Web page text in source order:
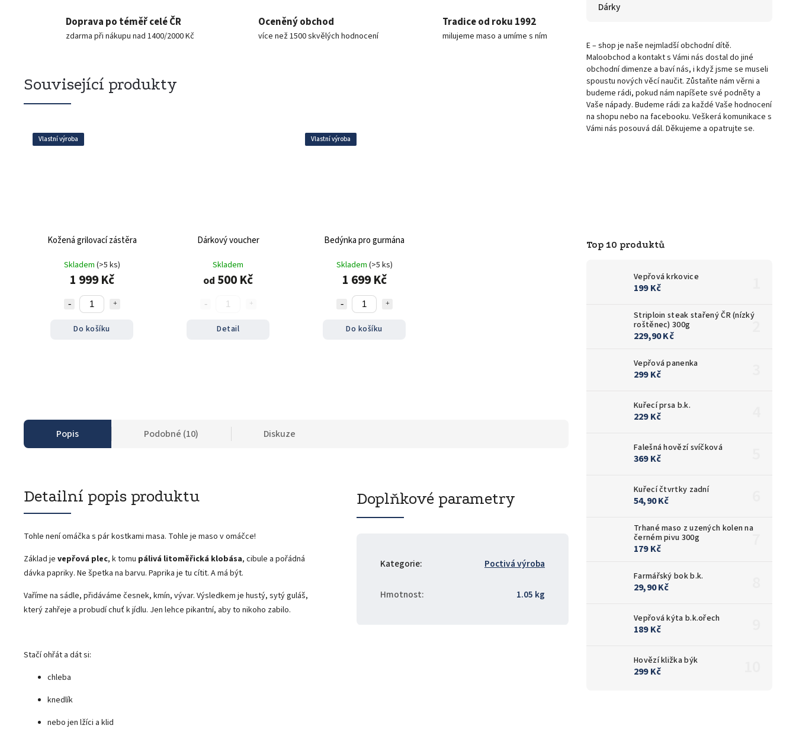
Dárky
E – shop je naše nejmladší obchodní dítě.
Maloobchod a kontakt s Vámi nás dostal do jiné
obchodní dimenze a baví nás, i když jsme se museli
spoustu nových věcí naučit. Zůstaňte nám věrni a
budeme rádi, pokud nám napíšete své podněty a
Vaše nápady. Budeme rádi za každé Vaše hodnocení
na shopu nebo na facebooku. Veškerá komunikace s
Vámi nás posouvá dál. Děkujeme a opatrujte se.
Top 10 produktů
Vepřová krkovice
199 Kč
Striploin steak stařený ČR (nízký
roštěnec) 300g
229,90 Kč
Vepřová panenka
299 Kč
Kuřecí prsa b.k.
229 Kč
Falešná hovězí svíčková
369 Kč
Kuřecí čtvrtky zadní
54,90 Kč
Trhané maso z uzených kolen na
černém pivu 300g
179 Kč
Farmářský bok b.k.
29,90 Kč
Vepřová kýta b.k.ořech
189 Kč
Hovězí kližka býk
299 Kč
Doprava po téměř celé ČR
zdarma při nákupu nad 1400/2000 Kč
Oceněný obchod
více než 1500 skvělých hodnocení
Tradice od roku 1992
milujeme maso a umíme s ním
Související produkty
Vlastní výroba
Kožená grilovací zástěra
Skladem (>5 ks)
1 999 Kč
Do košíku
Dárkový voucher
Skladem
od 500 Kč
Detail
Vlastní výroba
Bedýnka pro gurmána
Skladem (>5 ks)
1 699 Kč
Do košíku
Popis Podobné (10) Diskuze
Detailní popis produktu
Tohle není omáčka s pár kostkami masa. Tohle je maso v omáčce!
Základ je vepřová plec, k tomu pálivá litoměřická klobása, cibule a pořádná
dávka papriky. Ne špetka na barvu. Paprika je tu cítit. A má být.
Vaříme na sádle, přidáváme česnek, kmín, vývar. Výsledkem je hustý, sytý guláš,
který zahřeje a probudí chuť k jídlu. Jen lehce pikantní, aby to nikoho zabilo.
Stačí ohřát a dát si:
chleba
knedlík
nebo jen lžíci a klid
Doplňkové parametry
Kategorie: Poctivá výroba
Hmotnost: 1.05 kg